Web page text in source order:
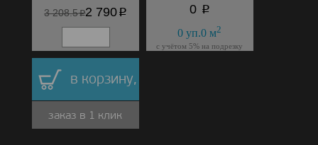
3 208.5p2 790p 0 p
0 уп.0 м2
с учётом 5% на подрезку
в корзину,
заказ в 1 клик